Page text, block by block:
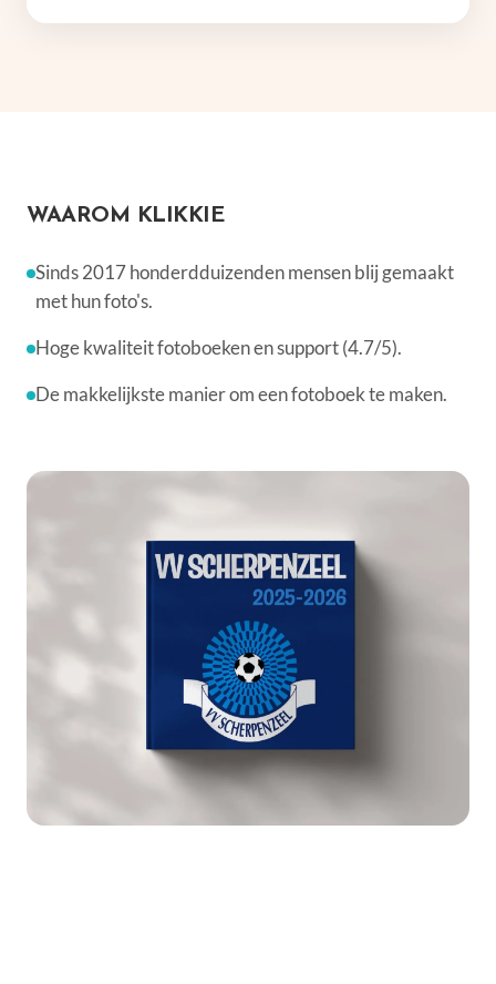
WAAROM KLIKKIE
Sinds 2017 honderdduizenden mensen blij gemaakt
met hun foto's.
Hoge kwaliteit fotoboeken en support (4.7/5).
De makkelijkste manier om een fotoboek te maken.